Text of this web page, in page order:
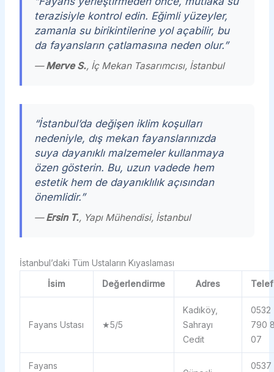
terazisiyle kontrol edin. Eğimli yüzeyler,
zamanla su birikintilerine yol açabilir, bu
da fayansların çatlamasına neden olur.”
—Merve S., İç Mekan Tasarımcısı, İstanbul
“İstanbul’da değişen iklim koşulları
nedeniyle, dış mekan fayanslarınızda
suya dayanıklı malzemeler kullanmaya
özen gösterin. Bu, uzun vadede hem
estetik hem de dayanıklılık açısından
önemlidir.”
—Ersin T., Yapı Mühendisi, İstanbul
İstanbul’daki Tüm Ustaların Kıyaslaması
İsim
Değerlendirme Adres
Fayans Ustası ★5/5
Kadıköy,
Sahrayı
Cedit
0532
790
07
Fayans 0537